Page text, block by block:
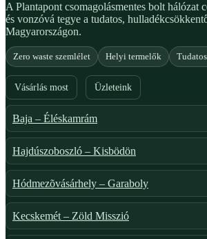
A Plantapont csomagolásmentes bolt hálózat
és vonzóvá tegye a tudatos,
Magyarországon.
Zero waste szemlélet Helyi termelők
Vásárlás most Üzleteink
Baja – Éléskamrám
Hajdúszoboszló – Kisbödön
Hódmezõvásárhely – Garaboly
Kecskemét – Zöld Misszió